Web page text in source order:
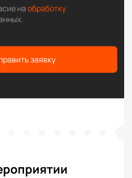
наобработку
.
заявку